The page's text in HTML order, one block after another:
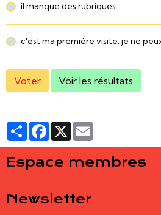
il manque des rubriques
c'est ma première visite: je ne
Voter Voir les résultats
PartagerFacebook
X
Espace membres
Newsletter